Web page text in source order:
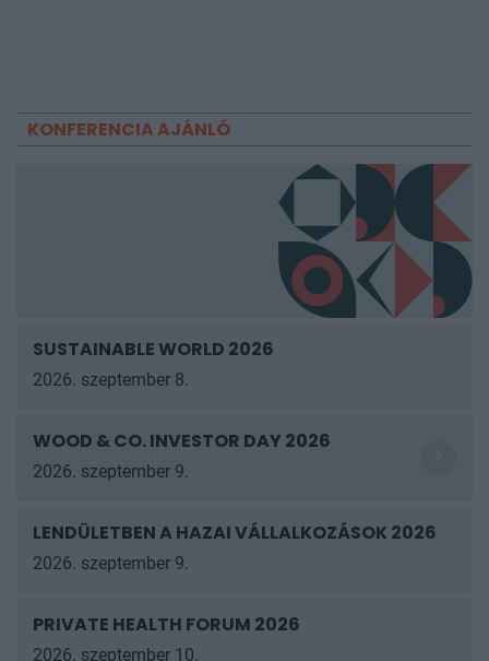
KONFERENCIA AJÁNLÓ
SUSTAINABLE WORLD 2026
2026. szeptember 8.
WOOD & CO. INVESTOR DAY 2026
2026. szeptember 9.
LENDÜLETBEN A HAZAI VÁLLALKOZÁSOK
2026
PRIVATE HEALTH FORUM 2026